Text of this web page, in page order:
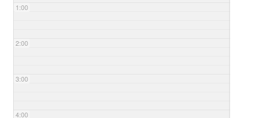
1:00
2:00
3:00
4:00